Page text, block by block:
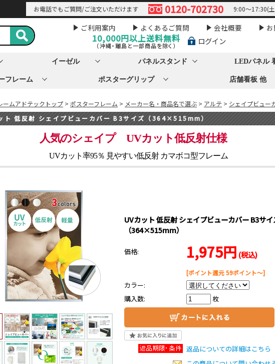
お電話でもご質問/ご注文いただけます 0120-702730 9:00～17:30(
ご利用案内 よくあるご質問 会社概要
10,000円以上送料無料
（沖縄・離島と一部商品を除く） ログイン
イーゼル パネルスタンド LEDパネル
フレーム ポスターグリップ 店舗看板 他
ームアドテックトップ > ポスターフレーム > メーカー名・商品名で選ぶ > アルテ > シェイプビュー
ト 低反射 シェイプビューカバー B3サイズ（364×515mm）
人気のシェイプ UVカット低反射仕様
UVカット率95％ 見やすい低反射 カマボコ型フレーム
UVカット 低反射 シェイプビューカバー B3サイ
（364×515mm）
価格: 1,975円 (税込)
[ポイント還元 59ポイント～]
カラー:
購入数:
枚
返品についての詳細はこちら